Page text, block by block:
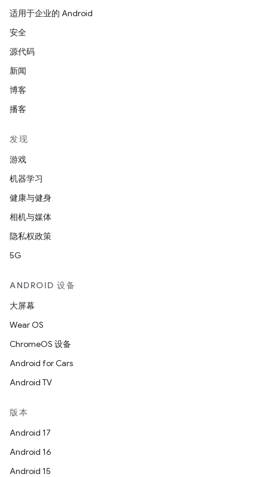
适用于企业的 Android
安全
源代码
新闻
博客
播客
发现
游戏
机器学习
健康与健身
相机与媒体
隐私权政策
5G
ANDROID 设备
大屏幕
Wear OS
ChromeOS 设备
Android for Cars
Android TV
版本
Android 17
Android 16
Android 15